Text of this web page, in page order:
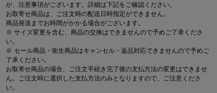
が、注意事項がございます。詳細は下記をご確認ください。
お取寄せ商品は、ご注文時の配送日時指定ができません。
商品発送までお時間がかかる場合がございます。
※ サイズ変更を含む、商品の交換はできませんので予めご了承くださ
い。
※ セール商品・衛生商品はキャンセル・返品対応できませんので予めご
了承ください。
お取寄せ商品の場合、ご注文手続き完了後の支払方法の変更はできませ
ん。ご注文時に選択した支払方法のみとなりますので、ご注意くださ
い。